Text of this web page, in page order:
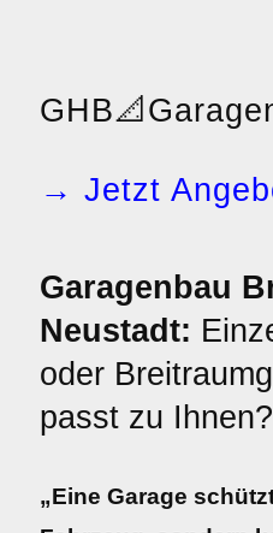
GHB📐
→ Jetzt
Garagenbau
Neustadt:
oder
passt zu Ihnen?
„Eine Garage